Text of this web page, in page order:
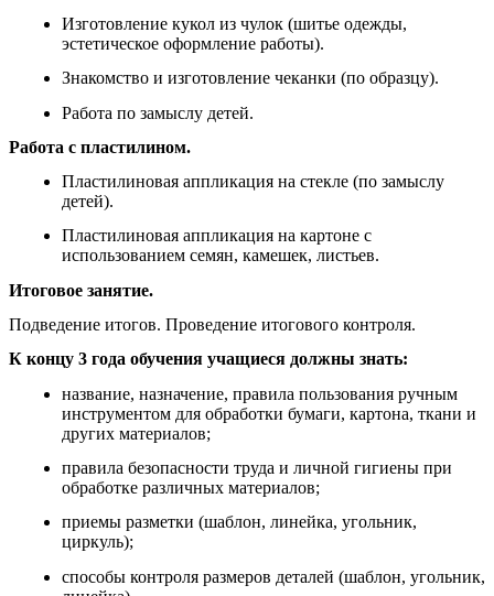
Изготовление кукол из чулок (шитье одежды,
эстетическое оформление работы).
Знакомство и изготовление чеканки (по образцу).
Работа по замыслу детей.
Работа с пластилином.
Пластилиновая аппликация на стекле (по замыслу
детей).
Пластилиновая аппликация на картоне с
использованием семян, камешек, листьев.
Итоговое занятие.
Подведение итогов. Проведение итогового контроля.
К концу 3 года обучения учащиеся должны знать:
название, назначение, правила пользования ручным
инструментом для обработки бумаги, картона, ткани и
других материалов;
правила безопасности труда и личной гигиены при
обработке различных материалов;
приемы разметки (шаблон, линейка, угольник,
циркуль);
способы контроля размеров деталей (шаблон, угольник,